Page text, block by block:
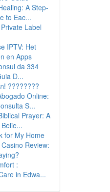
A Step-
to Eac...
Label
IPTV: Het
en Apps
da 334
D...
! ????????
Online:
S...
Prayer: A
for My Home
Review:
:
in Edwa...